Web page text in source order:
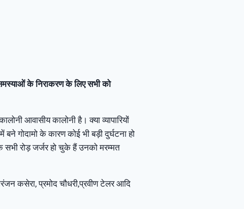
समस्याओं के निराकरण के लिए सभी को
आवासीय कालोनी है। क्या व्यापारियों
बने गोदामो के कारण कोई भी बड़ी दुर्घटना हो
सभी रोड़ जर्जर हो चुके हैं उनको मरम्मत
कसेरा, प्रमोद चौधरी,प्रवीण टेलर आदि